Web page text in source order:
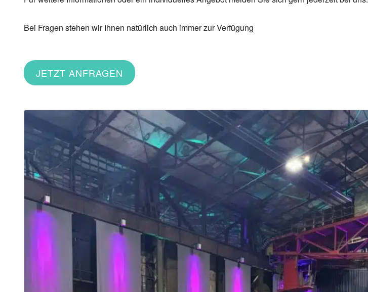
Bei Fragen stehen wir Ihnen natürlich auch immer zur Verfügung
JETZT ANFRAGEN